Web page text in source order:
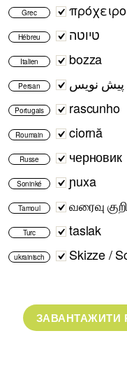
Grec πρόχειρο
Hébreu טיוטה
Italien bozza
Persan پیش نویس
Portugais rascunho
Roumain ciornă
Russe черновик
Soninké ɲuxa
Tamoul வரைவு
Turc taslak
ukrainisch Skizze /